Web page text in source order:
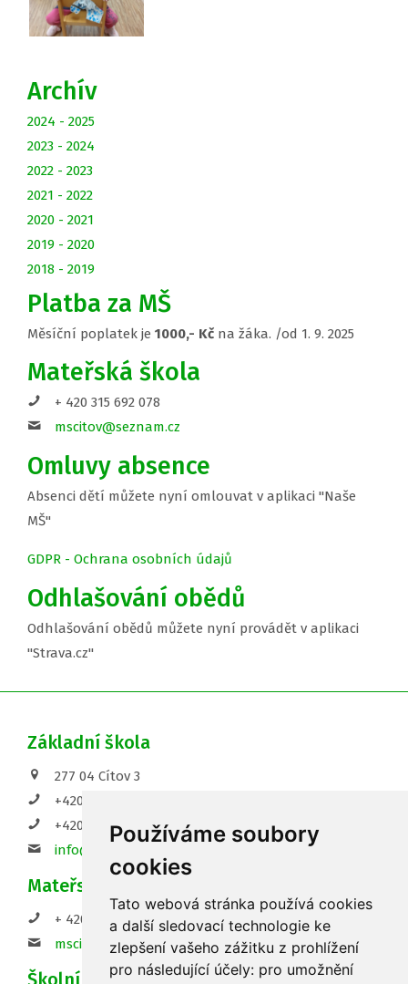
Používáme soubory
cookies
Tato webová stránka používá cookies
a další sledovací technologie ke
zlepšení vašeho zážitku z prohlížení
pro následující účely: pro umožnění
Archív
2024 - 2025
2023 - 2024
2022 - 2023
2021 - 2022
2020 - 2021
2019 - 2020
2018 - 2019
Platba za MŠ
Měsíční poplatek je 1000,- Kč na žáka. /od 1. 9. 2025
Mateřská škola
+ 420 315 692 078
mscitov@seznam.cz
Omluvy absence
Absenci dětí můžete nyní omlouvat v aplikaci "Naše
MŠ"
GDPR - Ochrana osobních údajů
Odhlašování obědů
Odhlašování obědů můžete nyní provádět v aplikaci
"Strava.cz"
Základní škola
277 04 Cítov 3
+420 720 156 566 - ředitelna
+420 737 578 965 - sborovna
info@zs-citov.cz
Mateřská škola
+ 420 315 692 078
mscitov@seznam.cz
Školní družina